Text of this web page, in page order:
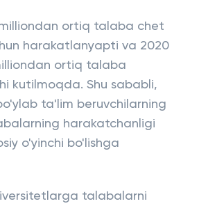
ortiq talaba chet
harakatlanyapti va 2020
ortiq talaba
kutilmoqda. Shu sababli,
ta'lim beruvchilarning
harakatchanligi
o'yinchi bo'lishga
talabalarni